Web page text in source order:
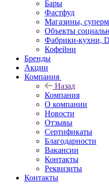
Бары
Фастфуд
Магазины,
Объекты
Фабрики-кухни,
Кофейни
Бренды
Акции
Компания
Назад
Компания
О компании
Новости
Отзывы
Сертификаты
Благодарности
Вакансии
Контакты
Реквизиты
Контакты